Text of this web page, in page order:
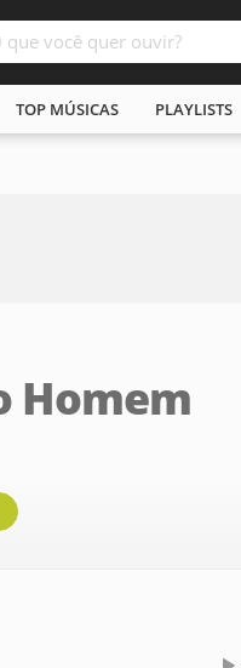
TOP MÚSICAS PLAYLISTS
Homem